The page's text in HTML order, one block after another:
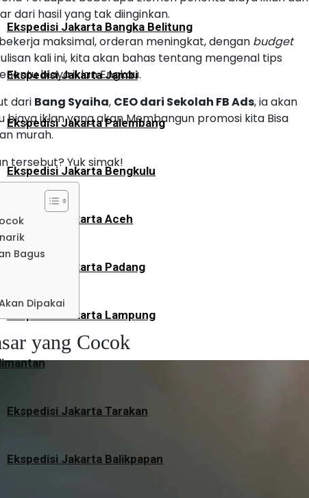
Ekspedisi Jakarta Bangka Belitung
Ekspedisi Jakarta Jambi
Ekspedisi Jakarta Palembang
Ekspedisi Jakarta Bengkulu
Ekspedisi Jakarta Aceh
Ekspedisi Jakarta Padang
Ekspedisi Jakarta Lampung
Ekspedisi Jakarta Tarakan
Ekspedisi Jakarta Balikpapan
dari hasil yang tak diinginkan.
maksimal, orderan meningkat, dengan budget
kali ini, kita akan bahas tentang mengenal tips
biaya iklan Engkau.
dari Bang Syaiha, CEO dari Sekolah FB Ads, ia akan
iklan yang akan Membangun promosi kita Bisa
murah.
tersebut? Yuk simak!
Bagus
Dipakai
yang Cocok